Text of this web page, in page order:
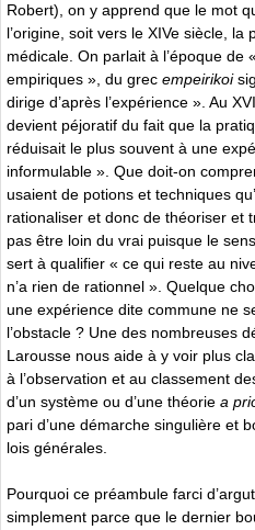
Robert), on y apprend que le mot
l’origine, soit vers le XIVe siècle, la
médicale. On parlait à l’époque de
empiriques », du grec empeirikoi
dirige d’après l’expérience ». Au
devient péjoratif du fait que la
réduisait le plus souvent à une
informulable ». Que doit-on
usaient de potions et techniques
rationaliser et donc de théoriser et
pas être loin du vrai puisque le
sert à qualifier « ce qui reste au
n’a rien de rationnel ». Quelque
une expérience dite commune ne
l’obstacle ? Une des nombreuses
Larousse nous aide à y voir plus
à l’observation et au classement
d’un système ou d’une théorie a
pari d’une démarche singulière et
lois générales.
Pourquoi ce préambule farci
simplement parce que le dernier